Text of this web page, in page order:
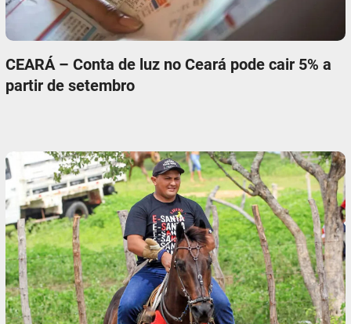
CEARÁ – Conta de luz no Ceará pode cair 5% a
partir de setembro